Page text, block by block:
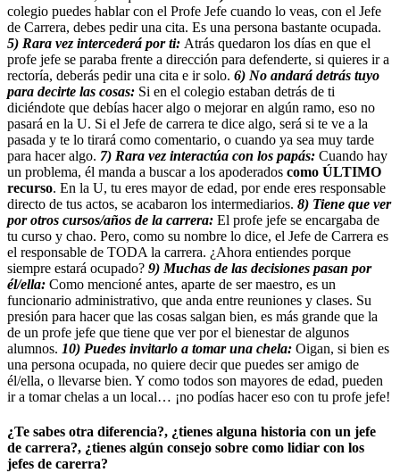
colegio puedes hablar con el Profe Jefe cuando lo veas, con el Jefe
de Carrera, debes pedir una cita. Es una persona bastante ocupada.
5) Rara vez intercederá por ti: Atrás quedaron los días en que el
profe jefe se paraba frente a dirección para defenderte, si quieres ir a
rectoría, deberás pedir una cita e ir solo. 6) No andará detrás tuyo
para decirte las cosas: Si en el colegio estaban detrás de ti
diciéndote que debías hacer algo o mejorar en algún ramo, eso no
pasará en la U. Si el Jefe de carrera te dice algo, será si te ve a la
pasada y te lo tirará como comentario, o cuando ya sea muy tarde
para hacer algo. 7) Rara vez interactúa con los papás: Cuando hay
un problema, él manda a buscar a los apoderados como ÚLTIMO
recurso. En la U, tu eres mayor de edad, por ende eres responsable
directo de tus actos, se acabaron los intermediarios. 8) Tiene que ver
por otros cursos/años de la carrera: El profe jefe se encargaba de
tu curso y chao. Pero, como su nombre lo dice, el Jefe de Carrera es
el responsable de TODA la carrera. ¿Ahora entiendes porque
siempre estará ocupado? 9) Muchas de las decisiones pasan por
él/ella: Como mencioné antes, aparte de ser maestro, es un
funcionario administrativo, que anda entre reuniones y clases. Su
presión para hacer que las cosas salgan bien, es más grande que la
de un profe jefe que tiene que ver por el bienestar de algunos
alumnos. 10) Puedes invitarlo a tomar una chela: Oigan, si bien es
una persona ocupada, no quiere decir que puedes ser amigo de
él/ella, o llevarse bien. Y como todos son mayores de edad, pueden
ir a tomar chelas a un local… ¡no podías hacer eso con tu profe jefe!
¿Te sabes otra diferencia?, ¿tienes alguna historia con un jefe
de carrera?, ¿tienes algún consejo sobre como lidiar con los
jefes de carerra?